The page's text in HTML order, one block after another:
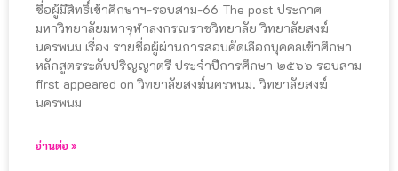
ชื่อผู้มีสิทธิ์เข้าศึกษาฯ-รอบสาม-66 The post ประกาศ
มหาวิทยาลัยมหาจุฬาลงกรณราชวิทยาลัย วิทยาลัยสงฆ์
นครพนม เรื่อง รายชื่อผู้ผ่านการสอบคัดเลือกบุคคลเข้าศึกษา
หลักสูตรระดับปริญญาตรี ประจําปีการศึกษา ๒๕๖๖ รอบสาม
first appeared on วิทยาลัยสงฆ์นครพนม. วิทยาลัยสงฆ์
นครพนม
อ่านต่อ »